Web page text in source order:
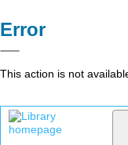
Error
This action is not